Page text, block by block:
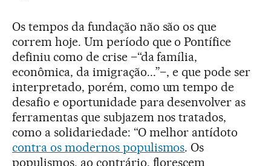
Os tempos da fundação não são os que
correm hoje. Um período que o Pontífice
definiu como de crise –“da família,
econômica, da imigração...”–, e que pode ser
interpretado, porém, como um tempo de
desafio e oportunidade para desenvolver as
ferramentas que subjazem nos tratados,
como a solidariedade: “O melhor antídoto
contra os modernos populismos. Os
populismos, ao contrário, florescem